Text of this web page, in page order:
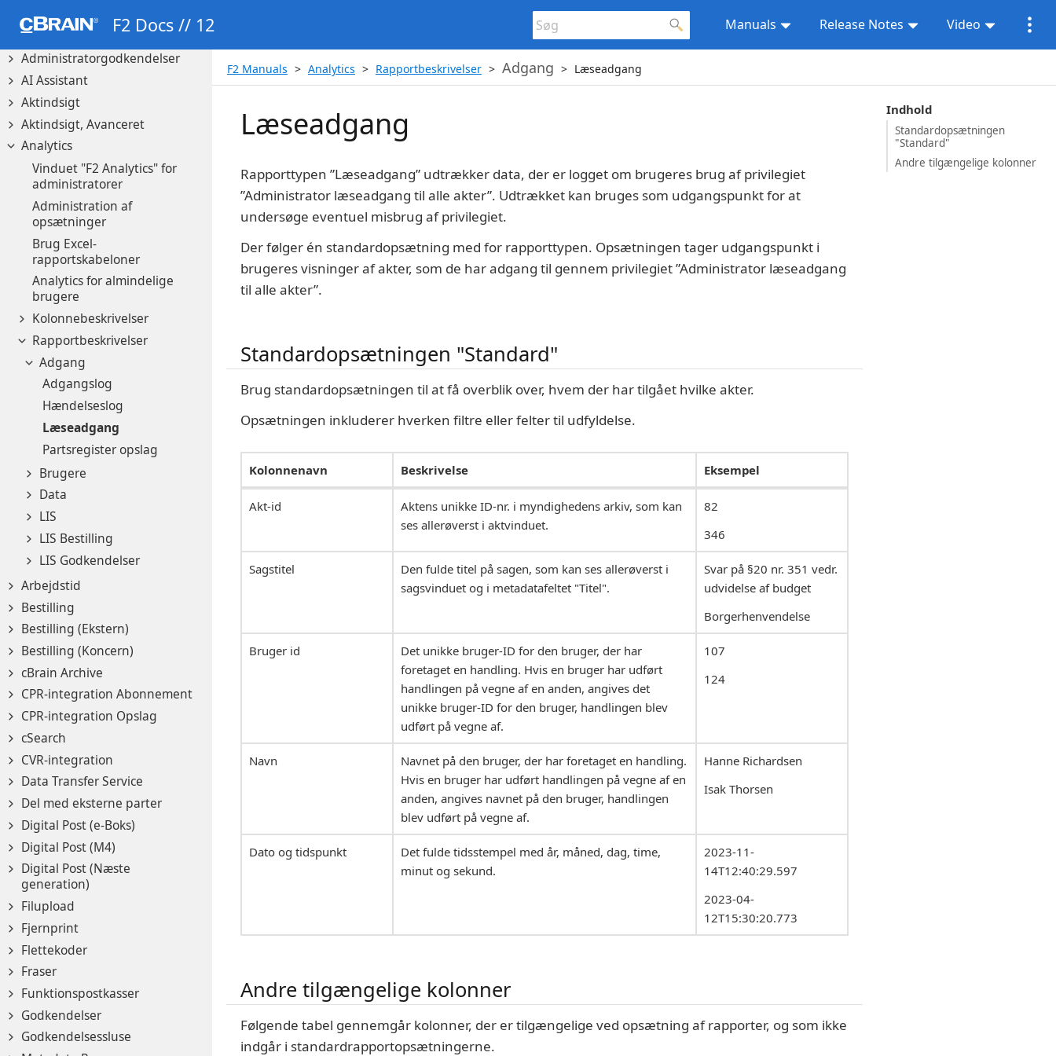
F2 Docs // 12 Manuals Release Notes Video
Adgangsbegrænsning på
parter
Administratorgodkendelser
AI Assistant
Aktindsigt
Aktindsigt, Avanceret
Analytics
Vinduet "F2 Analytics" for
administratorer
Administration af
opsætninger
Brug Excel-
rapportskabeloner
Analytics for almindelige
brugere
Kolonnebeskrivelser
Rapportbeskrivelser
Adgang
Adgangslog
Hændelseslog
Læseadgang
Partsregister opslag
Brugere
Data
LIS
LIS Bestilling
LIS Godkendelser
Arbejdstid
Bestilling
Bestilling (Ekstern)
Bestilling (Koncern)
cBrain Archive
CPR-integration Abonnement
CPR-integration Opslag
cSearch
CVR-integration
Data Transfer Service
Del med eksterne parter
Digital Post (e-Boks)
Digital Post (M4)
Digital Post (Næste
generation)
Filupload
Fjernprint
Flettekoder
Fraser
Funktionspostkasser
Godkendelser
Godkendelsessluse
F2 Manuals Analytics Rapportbeskrivelser Adgang Læseadgang
Indhold
Standardopsætningen
"Standard"
Andre tilgængelige kolonner
Læseadgang
Rapporttypen ”Læseadgang” udtrækker data, der er logget om brugeres brug af privilegiet
”Administrator læseadgang til alle akter”. Udtrækket kan bruges som udgangspunkt for at
undersøge eventuel misbrug af privilegiet.
Der følger én standardopsætning med for rapporttypen. Opsætningen tager udgangspunkt i
brugeres visninger af akter, som de har adgang til gennem privilegiet ”Administrator læseadgang
til alle akter”.
Standardopsætningen "Standard"
Brug standardopsætningen til at få overblik over, hvem der har tilgået hvilke akter.
Opsætningen inkluderer hverken filtre eller felter til udfyldelse.
Kolonnenavn Beskrivelse Eksempel
Akt-id
Aktens unikke ID-nr. i myndighedens arkiv, som kan
ses allerøverst i aktvinduet.
82
346
Sagstitel
Den fulde titel på sagen, som kan ses allerøverst i
sagsvinduet og i metadatafeltet "Titel".
Svar på §20 nr. 351 vedr.
udvidelse af budget
Borgerhenvendelse
Bruger id
Det unikke bruger-ID for den bruger, der har
foretaget en handling. Hvis en bruger har udført
handlingen på vegne af en anden, angives det
unikke bruger-ID for den bruger, handlingen blev
udført på vegne af.
107
124
Navn
Navnet på den bruger, der har foretaget en handling.
Hvis en bruger har udført handlingen på vegne af en
anden, angives navnet på den bruger, handlingen
blev udført på vegne af.
Hanne Richardsen
Isak Thorsen
Dato og tidspunkt
Det fulde tidsstempel med år, måned, dag, time,
minut og sekund.
2023-11-
14T12:40:29.597
2023-04-
12T15:30:20.773
Andre tilgængelige kolonner
Følgende tabel gennemgår kolonner, der er tilgængelige ved opsætning af rapporter, og som ikke
indgår i standardrapportopsætningerne.